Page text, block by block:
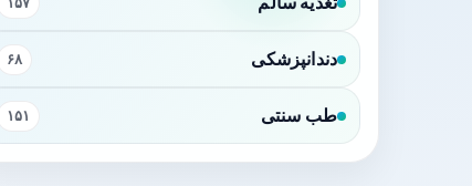
دندانپزشکی ۶۸
طب سنتی ۱۵۱